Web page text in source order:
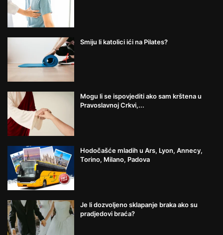
Smiju li katolici ići na Pilates?
Mogu li se ispovjediti ako sam krštena u
Pravoslavnoj Crkvi,...
Hodočašće mladih u Ars, Lyon, Annecy,
Torino, Milano, Padova
Je li dozvoljeno sklapanje braka ako su
pradjedovi braća?